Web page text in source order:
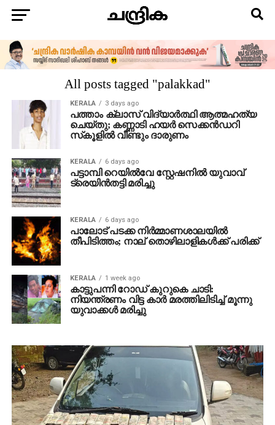
All posts tagged "palakkad"
KERALA 3 days ago
പത്താം ക്ലാസ് വിദ്യാര്‍ത്ഥി ആത്മഹത്യ
ചെയ്തു; കണ്ണാടി ഹയര്‍ സെക്കന്‍ഡറി
സ്‌കൂളില്‍ വീണ്ടും ദാരുണം
KERALA 6 days ago
പട്ടാമ്പി റെയില്‍വേ സ്റ്റേഷനില്‍ യുവാവ്
ട്രെയിന്‍തട്ടി മരിച്ചു
KERALA 6 days ago
പാലോട് പടക്ക നിര്‍മ്മാണശാലയില്‍
തീപിടിത്തം; നാല് തൊഴിലാളികള്‍ക്ക് പരിക്ക്
KERALA 1 week ago
കാട്ടുപന്നി റോഡ് കുറുകെ ചാടി:
നിയന്ത്രണം വിട്ട കാര്‍ മരത്തിലിടിച്ച് മൂന്നു
യുവാക്കള്‍ മരിച്ചു